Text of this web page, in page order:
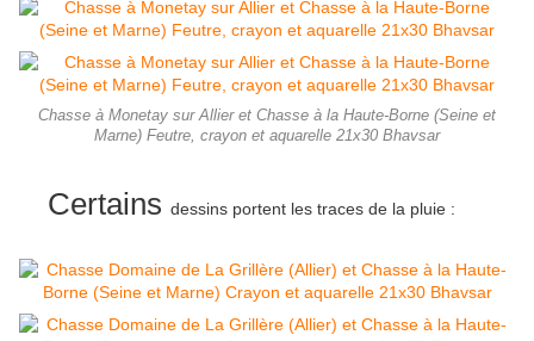
Chasse à Monetay sur Allier et Chasse à la Haute-Borne (Seine et
Marne) Feutre, crayon et aquarelle 21x30 Bhavsar
Certains dessins portent les traces de la pluie :